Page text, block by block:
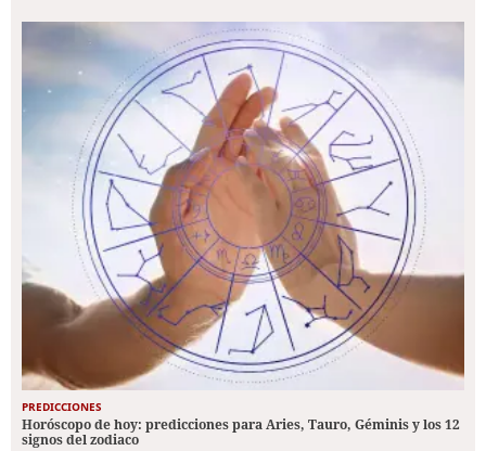
PREDICCIONES
Horóscopo de hoy: predicciones para Aries, Tauro, Géminis y los 12
signos del zodiaco